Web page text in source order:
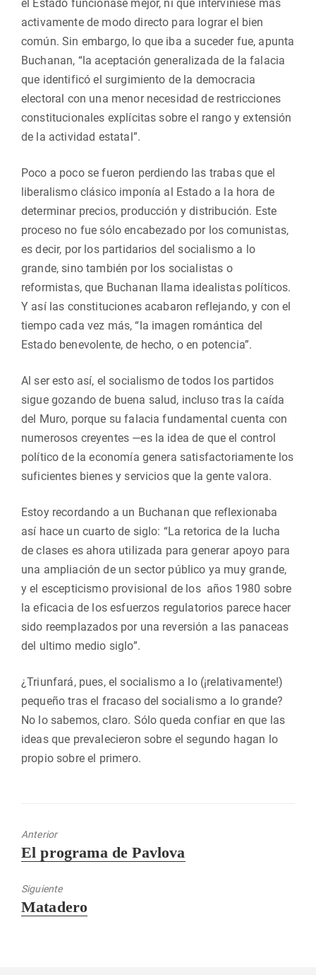
el Estado funcionase mejor, ni que interviniese más
activamente de modo directo para lograr el bien
común. Sin embargo, lo que iba a suceder fue, apunta
Buchanan, “la aceptación generalizada de la falacia
que identificó el surgimiento de la democracia
electoral con una menor necesidad de restricciones
constitucionales explícitas sobre el rango y extensión
de la actividad estatal”.
Poco a poco se fueron perdiendo las trabas que el
liberalismo clásico imponía al Estado a la hora de
determinar precios, producción y distribución. Este
proceso no fue sólo encabezado por los comunistas,
es decir, por los partidarios del socialismo a lo
grande, sino también por los socialistas o
reformistas, que Buchanan llama idealistas políticos.
Y así las constituciones acabaron reflejando, y con el
tiempo cada vez más, “la imagen romántica del
Estado benevolente, de hecho, o en potencia”.
Al ser esto así, el socialismo de todos los partidos
sigue gozando de buena salud, incluso tras la caída
del Muro, porque su falacia fundamental cuenta con
numerosos creyentes —es la idea de que el control
político de la economía genera satisfactoriamente los
suficientes bienes y servicios que la gente valora.
Estoy recordando a un Buchanan que reflexionaba
así hace un cuarto de siglo: “La retorica de la lucha
de clases es ahora utilizada para generar apoyo para
una ampliación de un sector público ya muy grande,
y el escepticismo provisional de los años 1980 sobre
la eficacia de los esfuerzos regulatorios parece hacer
sido reemplazados por una reversión a las panaceas
del ultimo medio siglo”.
¿Triunfará, pues, el socialismo a lo (¡relativamente!)
pequeño tras el fracaso del socialismo a lo grande?
No lo sabemos, claro. Sólo queda confiar en que las
ideas que prevalecieron sobre el segundo hagan lo
propio sobre el primero.
Anterior
Entrada
El programa de Pavlova
Siguiente
Entrada
Matadero